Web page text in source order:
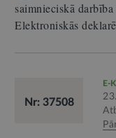
saimnieciskā
Elektroniskās
Nr: 37508
E-